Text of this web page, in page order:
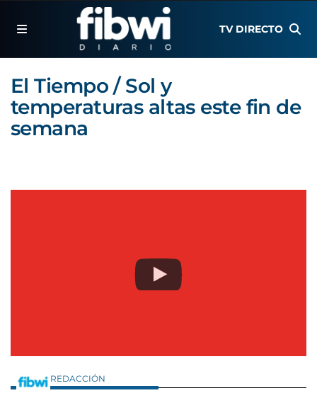
TV DIRECTO
El Tiempo / Sol y
temperaturas altas este fin de
semana
REDACCIÓN